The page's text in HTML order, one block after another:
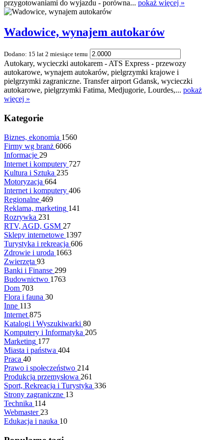
przygotowaniami do wyjazdu - porówna... pokaż więcej »
Wadowice, wynajem autokarów
Dodano: 15 lat 2 miesiące temu
Autokary, wycieczki autokarem - ATS Express - przewozy
autokarowe, wynajem autokarów, pielgrzymki krajowe i
pielgrzymki zagraniczne. Transfer airport Gdansk, wycieczki
autokarowe, pielgrzymki Fatima, Medjugorie, Lourdes,... pokaż
więcej »
Kategorie
Biznes, ekonomia 1560
Firmy wg branż 6066
Informacje 29
Internet i komputery 727
Kultura i Sztuka 235
Motoryzacja 664
Internet i komputery 406
Regionalne 469
Reklama, marketing 141
Rozrywka 231
RTV, AGD, GSM 27
Sklepy internetowe 1397
Turystyka i rekreacja 606
Zdrowie i uroda 1663
Zwierzęta 93
Banki i Finanse 299
Budownictwo 1763
Dom 703
Flora i fauna 30
Inne 113
Internet 875
Katalogi i Wyszukiwarki 80
Komputery i Informatyka 205
Marketing 177
Miasta i państwa 404
Praca 40
Prawo i społeczeństwo 214
Produkcja przemysłowa 261
Sport, Rekreacja i Turystyka 336
Strony zagraniczne 13
Technika 114
Webmaster 23
Edukacja i nauka 10